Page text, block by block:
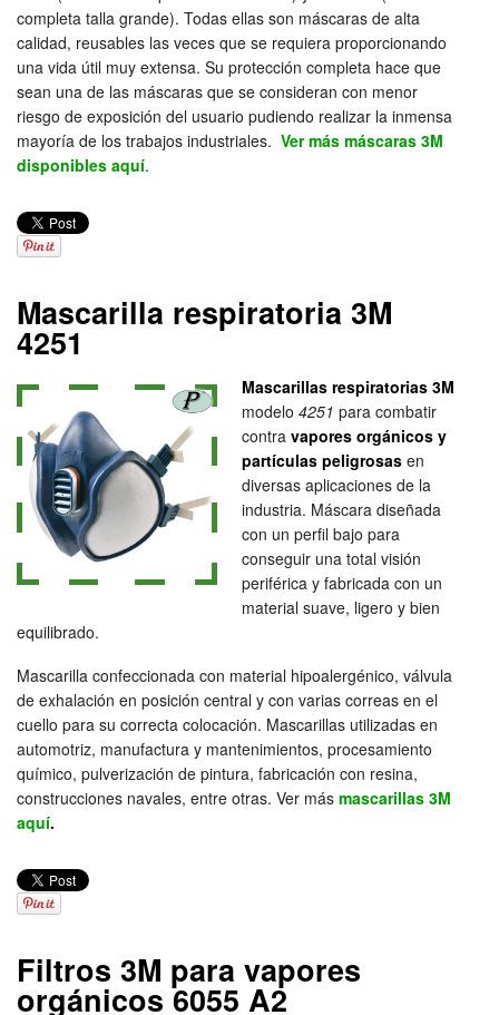
completa talla grande). Todas ellas son máscaras de alta
calidad, reusables las veces que se requiera proporcionando
una vida útil muy extensa. Su protección completa hace que
sean una de las máscaras que se consideran con menor
riesgo de exposición del usuario pudiendo realizar la inmensa
mayoría de los trabajos industriales. Ver más máscaras 3M
disponibles aquí.
Mascarilla respiratoria 3M
4251
Mascarillas respiratorias 3M
modelo 4251 para combatir
contra vapores orgánicos y
partículas peligrosas en
diversas aplicaciones de la
industria. Máscara diseñada
con un perfil bajo para
conseguir una total visión
periférica y fabricada con un
material suave, ligero y bien
equilibrado.
Mascarilla confeccionada con material hipoalergénico, válvula
de exhalación en posición central y con varias correas en el
cuello para su correcta colocación. Mascarillas utilizadas en
automotriz, manufactura y mantenimientos, procesamiento
químico, pulverización de pintura, fabricación con resina,
construcciones navales, entre otras. Ver más mascarillas 3M
aquí.
Filtros 3M para vapores
orgánicos 6055 A2